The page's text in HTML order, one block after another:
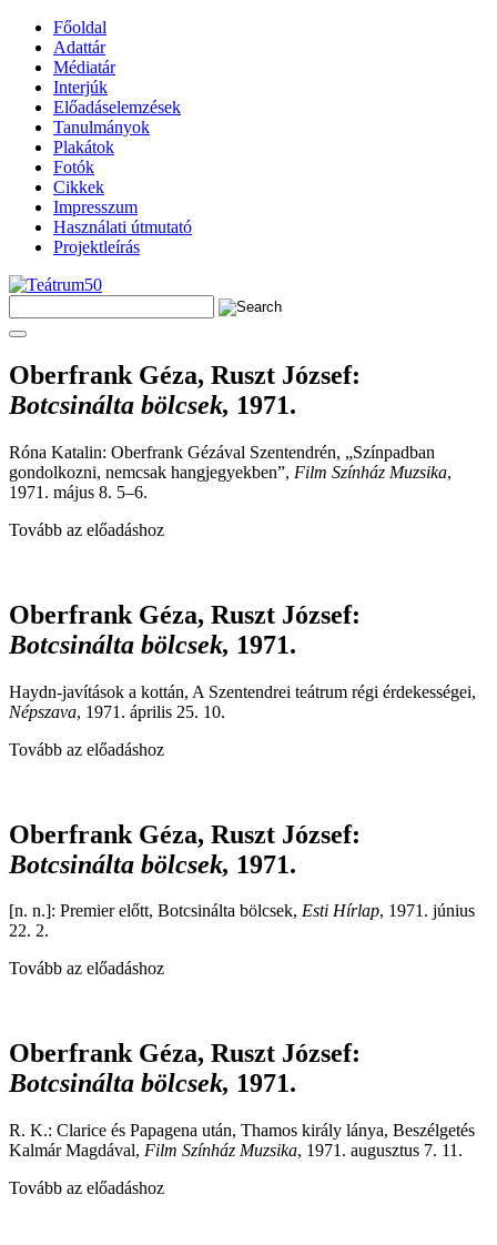
Főoldal
Adattár
Médiatár
Interjúk
Előadáselemzések
Tanulmányok
Plakátok
Fotók
Cikkek
Impresszum
Használati útmutató
Projektleírás
Oberfrank Géza, Ruszt József:
Botcsinálta bölcsek, 1971.
Róna Katalin: Oberfrank Gézával Szentendrén, „Színpadban
gondolkozni, nemcsak hangjegyekben”, Film Színház Muzsika,
1971. május 8. 5–6.
Tovább az előadáshoz
Oberfrank Géza, Ruszt József:
Botcsinálta bölcsek, 1971.
Haydn-javítások a kottán, A Szentendrei teátrum régi érdekességei,
Népszava, 1971. április 25. 10.
Tovább az előadáshoz
Oberfrank Géza, Ruszt József:
Botcsinálta bölcsek, 1971.
[n. n.]: Premier előtt, Botcsinálta bölcsek, Esti Hírlap, 1971. június
22. 2.
Tovább az előadáshoz
Oberfrank Géza, Ruszt József:
Botcsinálta bölcsek, 1971.
R. K.: Clarice és Papagena után, Thamos király lánya, Beszélgetés
Kalmár Magdával, Film Színház Muzsika, 1971. augusztus 7. 11.
Tovább az előadáshoz